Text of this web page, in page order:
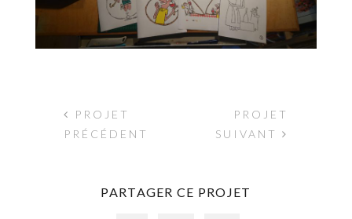
PROJET
PRÉCÉDENT
PROJET
SUIVANT
PARTAGER CE PROJET